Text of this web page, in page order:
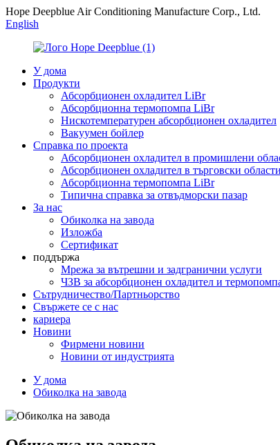
Hope Deepblue Air Conditioning Manufacture Corp., Ltd.
English
У дома
Продукти
Абсорбционен охладител LiBr
Абсорбционна термопомпа LiBr
Нискотемпературен абсорбционен охладител
Вакуумен бойлер
Справка по проекта
Абсорбционен охладител в промишлени
Абсорбционен охладител в търговски области
Абсорбционна термопомпа LiBr
Типична справка за отвъдморски пазар
За нас
Обиколка на завода
Изложба
Сертификат
поддържа
Мрежа за вътрешни и задгранични услуги
ЧЗВ за абсорбционен охладител и
Сътрудничество/Партньорство
Свържете се с нас
кариера
Новини
Фирмени новини
Новини от индустрията
У дома
Обиколка на завода